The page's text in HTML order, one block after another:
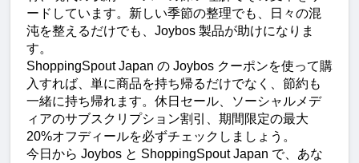
ードしています。新しい季節の整理でも、日々の混
沌を整えるだけでも、Joybos 製品が助けになりま
す。
ShoppingSpout Japan の Joybos クーポンを使って購
入すれば、単に商品を持ち帰るだけでなく、節約も
一緒に持ち帰れます。休日セール、ソーシャルメデ
ィアのサブスクリプション割引、期間限定の最大
20%オフディールを必ずチェックしましょう。
今日から Joybos と ShoppingSpout Japan で、あな